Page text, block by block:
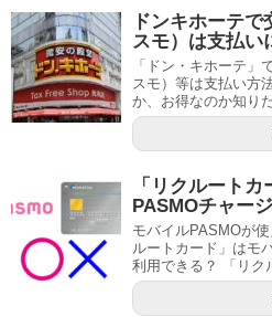
ドンキホーテ
スモ）は支払い
「ドン・キホーテ」
スモ）等は支払い方
か、お得なのか知り
「リクルート
PASMOチャー
モバイルPASMOが
ルートカード」はモ
利用できる？ 「リク